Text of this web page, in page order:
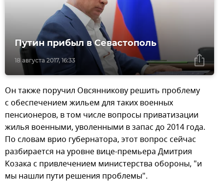
18 августа 2017, 16:33
Путин прибыл в Севастополь
Он также поручил Овсянникову решить проблему
с обеспечением жильем для таких военных
пенсионеров, в том числе вопросы приватизации
жилья военными, уволенными в запас до 2014 года.
По словам врио губернатора, этот вопрос сейчас
разбирается на уровне вице-премьера Дмитрия
Козака с привлечением министерства обороны, "и
мы нашли пути решения проблемы".